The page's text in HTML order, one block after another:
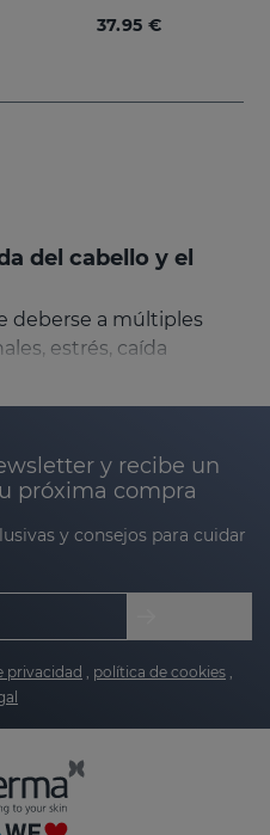
37.95 €
del cabello y el
deberse a múltiples
estrés, caída
androgenética.
de caída (telógena),
y volumen.
está formulada para
del cuero
del cabello
y recibe un
próxima compra
y consejos para cuidar
privacidad , política de cookies ,